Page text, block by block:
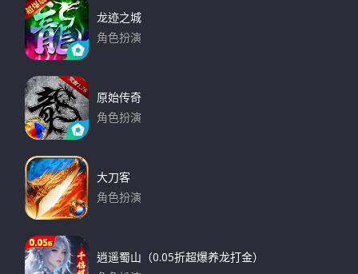
龙迹之城
角色扮演
原始传奇
角色扮演
大刀客
角色扮演
逍遥蜀山（0.05折超爆养龙打金）